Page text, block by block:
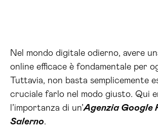
Nel mondo digitale odierno, avere
online efficace è fondamentale per
Tuttavia, non basta semplicemente
cruciale farlo nel modo giusto. Qui
l’importanza di un’Agenzia Google
Salerno.